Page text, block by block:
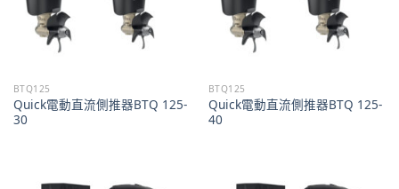
BTQ125
Quick電動直流側推器BTQ 125-
30
BTQ125
Quick電動直流側推器BTQ 125-
40